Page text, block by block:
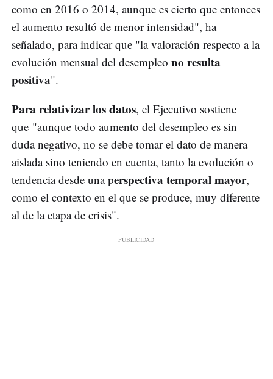
como en 2016 o 2014, aunque es cierto que entonces
el aumento resultó de menor intensidad", ha
señalado, para indicar que "la valoración respecto a la
evolución mensual del desempleo no resulta
positiva".
Para relativizar los datos, el Ejecutivo sostiene
que "aunque todo aumento del desempleo es sin
duda negativo, no se debe tomar el dato de manera
aislada sino teniendo en cuenta, tanto la evolución o
tendencia desde una perspectiva temporal mayor,
como el contexto en el que se produce, muy diferente
al de la etapa de crisis".